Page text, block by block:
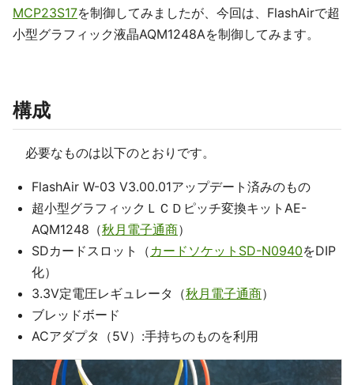
MCP23S17を制御してみましたが、今回は、FlashAirで超
小型グラフィック液晶AQM1248Aを制御してみます。
構成
必要なものは以下のとおりです。
FlashAir W-03 V3.00.01アップデート済みのもの
超小型グラフィックＬＣＤピッチ変換キットAE-
AQM1248（秋月電子通商）
SDカードスロット（ カードソケットSD-N0940をDIP
化）
3.3V定電圧レギュレータ（秋月電子通商）
ブレッドボード
ACアダプタ（5V）:手持ちのものを利用